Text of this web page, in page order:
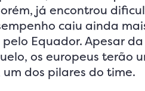
já encontrou
caiu ainda
Equador. Apesar
os europeus terão
dos pilares do time.